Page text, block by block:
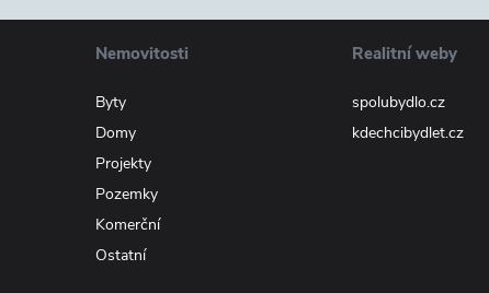
Nemovitosti
Byty
Domy
Projekty
Pozemky
Komerční
Ostatní
Realitní weby
spolubydlo.cz
kdechcibydlet.cz